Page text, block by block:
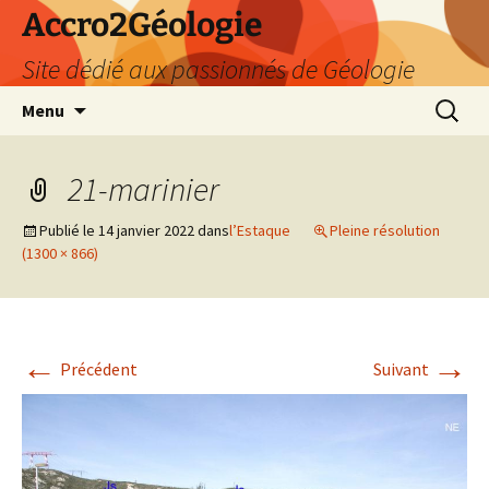
Accro2Géologie
Site dédié aux passionnés de Géologie
Menu
21-marinier
Publié le 14 janvier 2022dansl’Estaque
Pleine résolution
(1300 × 866)
← Précédent Suivant →